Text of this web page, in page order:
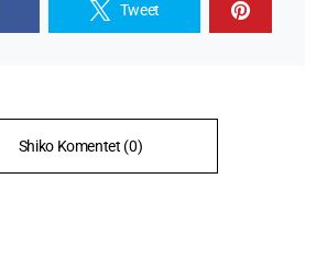
Tweet
Shiko Komentet (0)